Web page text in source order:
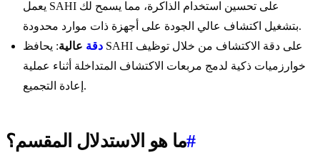
يعمل SAHI على تحسين استخدام الذاكرة، مما يسمح لك
بتشغيل اكتشاف عالي الجودة على أجهزة ذات موارد محدودة.
دقة عالية: يحافظ SAHI على دقة الاكتشاف من خلال توظيف
خوارزميات ذكية لدمج مربعات الاكتشاف المتداخلة أثناء عملية
إعادة التجميع.
ما هو الاستدلال المقسم؟#